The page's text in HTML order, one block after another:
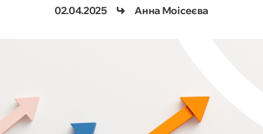
02.04.2025 Анна Моісеєва